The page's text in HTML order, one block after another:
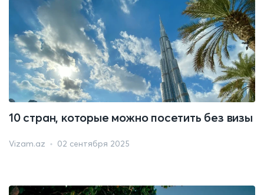
10 стран, которые можно посетить без визы
Vizam.az 02 сентября 2025